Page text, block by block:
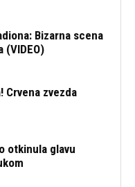
Bizarna scena
(VIDEO)
Crvena zvezda
otkinula glavu